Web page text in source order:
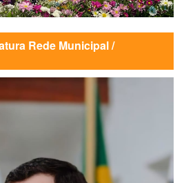
Rede Municipal /